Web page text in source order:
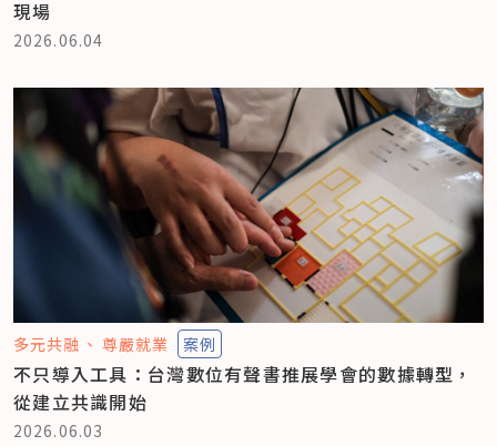
現場
2026.06.04
多元共融 尊嚴就業 案例
不只導入工具：台灣數位有聲書推展學會的數據轉型，
從建立共識開始
2026.06.03